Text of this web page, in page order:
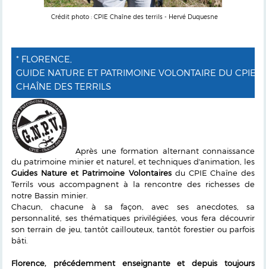
Crédit photo : CPIE Chaîne des terrils - Hervé Duquesne
* FLORENCE,
GUIDE NATURE ET PATRIMOINE VOLONTAIRE DU CPIE
CHAÎNE DES TERRILS
Après une formation alternant connaissance
du patrimoine minier et naturel, et techniques d'animation, les
Guides Nature et Patrimoine Volontairesdu CPIE Chaîne des
Terrils vous accompagnent à la rencontre des richesses de
notre Bassin minier.
Chacun, chacune à sa façon, avec ses anecdotes, sa
personnalité, ses thématiques privilégiées, vous fera découvrir
son terrain de jeu, tantôt caillouteux, tantôt forestier ou parfois
bâti.
Florence, précédemment enseignante et depuis toujours